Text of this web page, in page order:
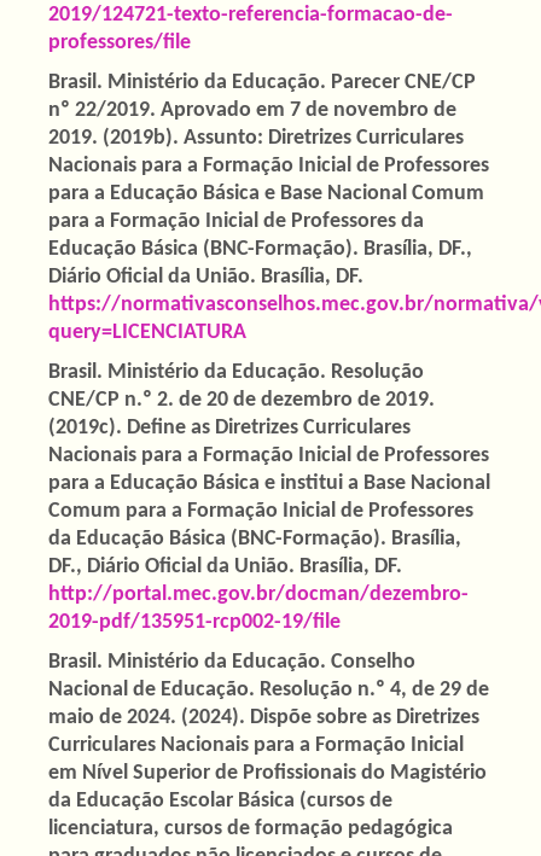
2019/124721-texto-referencia-formacao-de-
professores/file
Brasil. Ministério da Educação. Parecer CNE/CP
nº 22/2019. Aprovado em 7 de novembro de
2019. (2019b). Assunto: Diretrizes Curriculares
Nacionais para a Formação Inicial de Professores
para a Educação Básica e Base Nacional Comum
para a Formação Inicial de Professores da
Educação Básica (BNC-Formação). Brasília, DF.,
Diário Oficial da União. Brasília, DF.
https://normativasconselhos.mec.gov.br/normativa/
query=LICENCIATURA
Brasil. Ministério da Educação. Resolução
CNE/CP n.º 2. de 20 de dezembro de 2019.
(2019c). Define as Diretrizes Curriculares
Nacionais para a Formação Inicial de Professores
para a Educação Básica e institui a Base Nacional
Comum para a Formação Inicial de Professores
da Educação Básica (BNC-Formação). Brasília,
DF., Diário Oficial da União. Brasília, DF.
http://portal.mec.gov.br/docman/dezembro-
2019-pdf/135951-rcp002-19/file
Brasil. Ministério da Educação. Conselho
Nacional de Educação. Resolução n.º 4, de 29 de
maio de 2024. (2024). Dispõe sobre as Diretrizes
Curriculares Nacionais para a Formação Inicial
em Nível Superior de Profissionais do Magistério
da Educação Escolar Básica (cursos de
licenciatura, cursos de formação pedagógica